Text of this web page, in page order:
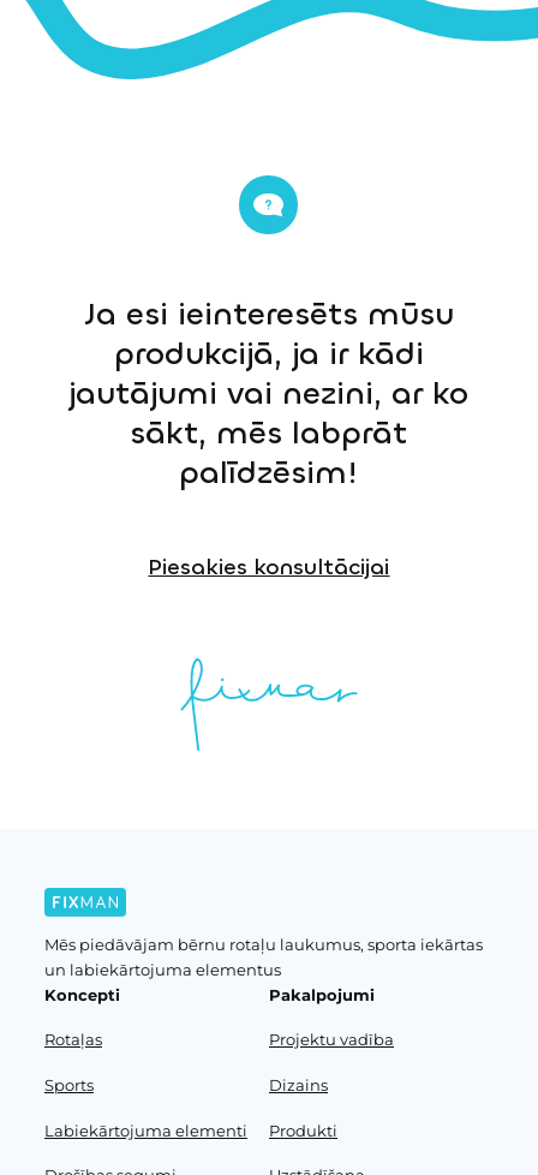
Ja esi ieinteresēts mūsu
produkcijā, ja ir kādi
jautājumi vai nezini, ar ko
sākt, mēs labprāt
palīdzēsim!
Piesakies konsultācijai
Mēs piedāvājam bērnu rotaļu laukumus, sporta iekārtas
un labiekārtojuma elementus
Koncepti
Rotaļas
Sports
Labiekārtojuma elementi
Pakalpojumi
Projektu vadība
Dizains
Produkti